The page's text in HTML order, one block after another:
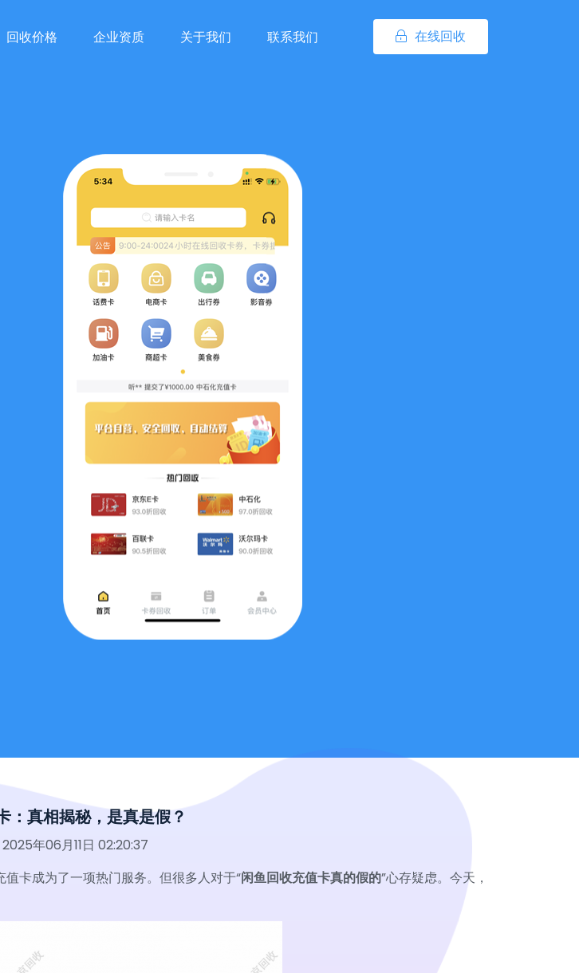
在线回收
回收价格 企业资质 关于我们 联系我们
：真相揭秘，是真是假？
年06月11日 02:20:37
卡成为了一项热门服务。但很多人对于“闲鱼回收充值卡真的假的”心存疑虑。今天，